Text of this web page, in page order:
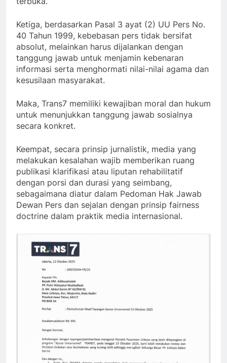
Ketiga, berdasarkan Pasal 3 ayat (2) UU Pers No.
40 Tahun 1999, kebebasan pers tidak bersifat
absolut, melainkan harus dijalankan dengan
tanggung jawab untuk menjamin kebenaran
informasi serta menghormati nilai-nilai agama dan
kesusilaan masyarakat.
Maka, Trans7 memiliki kewajiban moral dan hukum
untuk menunjukkan tanggung jawab sosialnya
secara konkret.
Keempat, secara prinsip jurnalistik, media yang
melakukan kesalahan wajib memberikan ruang
publikasi klarifikasi atau liputan rehabilitatif
dengan porsi dan durasi yang seimbang,
sebagaimana diatur dalam Pedoman Hak Jawab
Dewan Pers dan sejalan dengan prinsip fairness
doctrine dalam praktik media internasional.